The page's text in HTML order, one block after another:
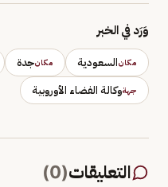
وَرَد في الخبر
مكانالسعودية مكانجدة
جهةوكالة الفضاء الأوروبية
التعليقات(
0
)